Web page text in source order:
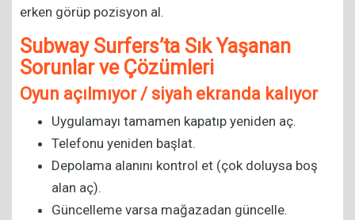
erken görüp pozisyon al.
Subway Surfers’ta Sık Yaşanan
Sorunlar ve Çözümleri
Oyun açılmıyor / siyah ekranda kalıyor
Uygulamayı tamamen kapatıp yeniden aç.
Telefonu yeniden başlat.
Depolama alanını kontrol et (çok doluysa boş
alan aç).
Güncelleme varsa mağazadan güncelle.